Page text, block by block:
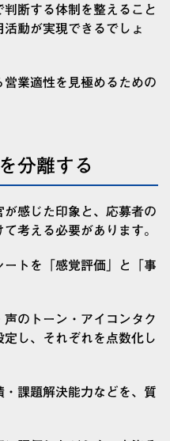
断する体制を整えること
動が実現できるでしょ
業適性を見極めるための
分離する
感じた印象と、応募者の
考える必要があります。
トを「感覚評価」と「事
のトーン・アイコンタク
定し、それぞれを点数化し
課題解決能力などを、質